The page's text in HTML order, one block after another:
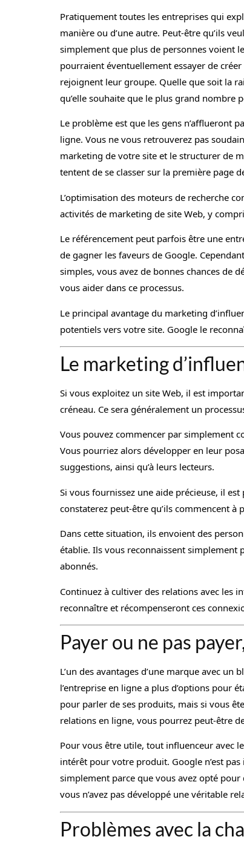
Pratiquement toutes les entreprises qui
manière ou d’une autre. Peut-être qu’ils
simplement que plus de personnes voient
pourraient éventuellement essayer de
rejoignent leur groupe. Quelle que soit la
qu’elle souhaite que le plus grand nombre
Le problème est que les gens n’afflueront
ligne. Vous ne vous retrouverez pas
marketing de votre site et le structurer de
tentent de se classer sur la première page
L’optimisation des moteurs de recherche
activités de marketing de site Web, y
Le référencement peut parfois être une
de gagner les faveurs de Google.
simples, vous avez de bonnes chances de
vous aider dans ce processus.
Le principal avantage du marketing
potentiels vers votre site. Google le
Le marketing
Si vous exploitez un site Web, il est
créneau. Ce sera généralement un
Vous pouvez commencer par simplement
Vous pourriez alors développer en leur
suggestions, ainsi qu’à leurs lecteurs.
Si vous fournissez une aide précieuse, il
constaterez peut-être qu’ils commencent
Dans cette situation, ils envoient des
établie. Ils vous reconnaissent simplement
abonnés.
Continuez à cultiver des relations avec les
reconnaître et récompenseront ces
Payer ou ne pas
L’un des avantages d’une marque avec
l’entreprise en ligne a plus d’options pour
pour parler de ses produits, mais si vous
relations en ligne, vous pourrez peut-être
Pour vous être utile, tout influenceur avec
intérêt pour votre produit. Google n’est
simplement parce que vous avez opté
vous n’avez pas développé une véritable
Problèmes avec la